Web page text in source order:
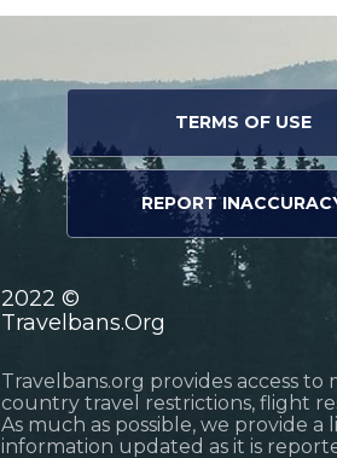
TERMS OF USE
REPORT
2022 ©
Travelbans.Org
Travelbans.org provides access
country travel restrictions, flight
As much as possible, we provide
information updated as it is